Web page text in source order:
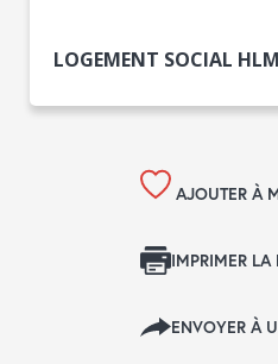
LOGEMENT SOCIAL HLM
AJOUTER À
IMPRIMER LA
ENVOYER À